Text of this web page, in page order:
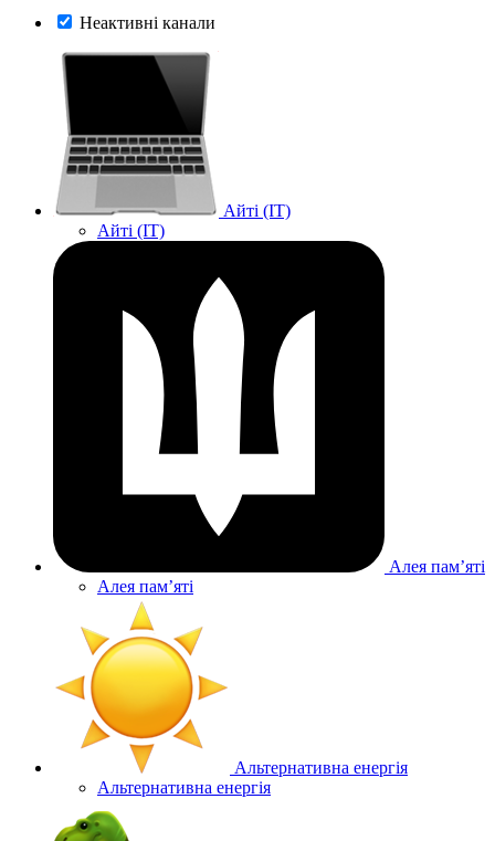
Неактивні канали
Айті (IT)
Айті (IT)
Алея памʼяті
Алея памʼяті
Альтернативна енергія
Альтернативна енергія